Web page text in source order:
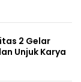
2 Gelar
Unjuk Karya